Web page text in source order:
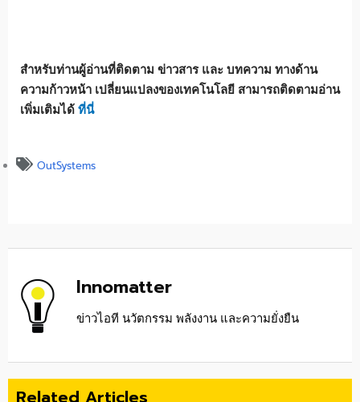
สำหรับท่านผู้อ่านที่ติดตาม ข่าวสาร และ บทความ ทางด้าน
ความก้าวหน้า เปลี่ยนแปลงของเทคโนโลยี สามารถติดตามอ่าน
เพิ่มเติมได้ ที่นี่
OutSystems
Innomatter
ข่าวไอที นวัตกรรม พลังงาน และความยั่งยืน